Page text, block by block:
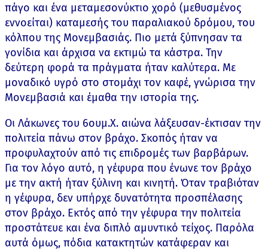
πάγο και ένα μεταμεσονύκτιο χορό (μεθυσμένος
εννοείται) καταμεσής του παραλιακού δρόμου, του
κόλπου της Μονεμβασιάς. Πιο μετά ξύπνησαν τα
γονίδια και άρχισα να εκτιμώ τα κάστρα. Την
δεύτερη φορά τα πράγματα ήταν καλύτερα. Με
μοναδικό υγρό στο στομάχι τον καφέ, γνώρισα την
Μονεμβασιά και έμαθα την ιστορία της.
Οι Λάκωνες του 6ουμ.Χ. αιώνα λάξευσαν-έκτισαν την
πολιτεία πάνω στον βράχο. Σκοπός ήταν να
προφυλαχτούν από τις επιδρομές των βαρβάρων.
Για τον λόγο αυτό, η γέφυρα που ένωνε τον βράχο
με την ακτή ήταν ξύλινη και κινητή. Όταν τραβιόταν
η γέφυρα, δεν υπήρχε δυνατότητα προσπέλασης
στον βράχο. Εκτός από την γέφυρα την πολιτεία
προστάτευε και ένα διπλό αμυντικό τείχος. Παρόλα
αυτά όμως, πόδια κατακτητών κατάφεραν και